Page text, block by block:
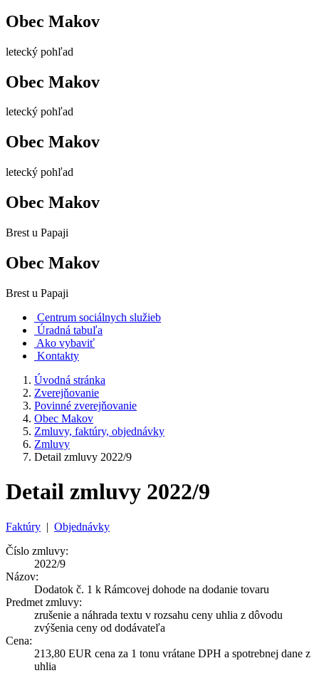
Obec Makov
letecký pohľad
Obec Makov
letecký pohľad
Obec Makov
letecký pohľad
Obec Makov
Brest u Papaji
Obec Makov
Brest u Papaji
Centrum sociálnych služieb
Úradná tabuľa
Ako vybaviť
Kontakty
Úvodná stránka
Zverejňovanie
Povinné zverejňovanie
Obec Makov
Zmluvy, faktúry, objednávky
Zmluvy
Detail zmluvy 2022/9
Detail zmluvy 2022/9
Faktúry | Objednávky
Číslo zmluvy:
2022/9
Názov:
Dodatok č. 1 k Rámcovej dohode na dodanie tovaru
Predmet zmluvy:
zrušenie a náhrada textu v rozsahu ceny uhlia z dôvodu
zvýšenia ceny od dodávateľa
Cena:
213,80 EUR cena za 1 tonu vrátane DPH a spotrebnej dane z
uhlia